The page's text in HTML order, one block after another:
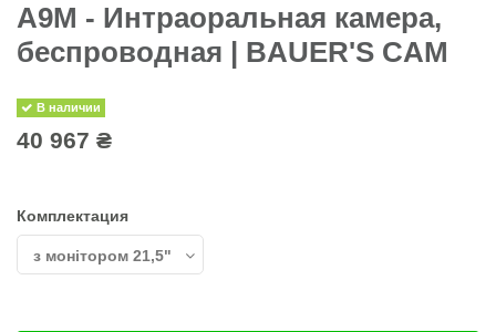
A9M - Интраоральная камера,
беспроводная | BAUER'S CAM
В наличии
40 967 ₴
Комплектация